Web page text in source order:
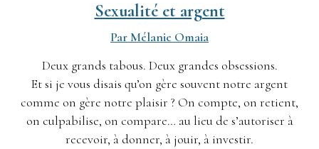
Sexualité et argent
Par Mélanie Omaia
Deux grands tabous. Deux grandes obsessions.
Et si je vous disais qu’on gère souvent notre argent
comme on gère notre plaisir ? On compte, on retient,
on culpabilise, on compare… au lieu de s’autoriser à
recevoir, à donner, à jouir, à investir.